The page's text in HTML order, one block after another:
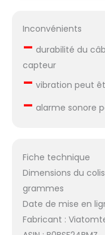
Inconvénients
– durabilité du
capteur
– vibration peut
– alarme sonore
Fiche technique
Dimensions du colis
grammes
Date de mise en
Fabricant :